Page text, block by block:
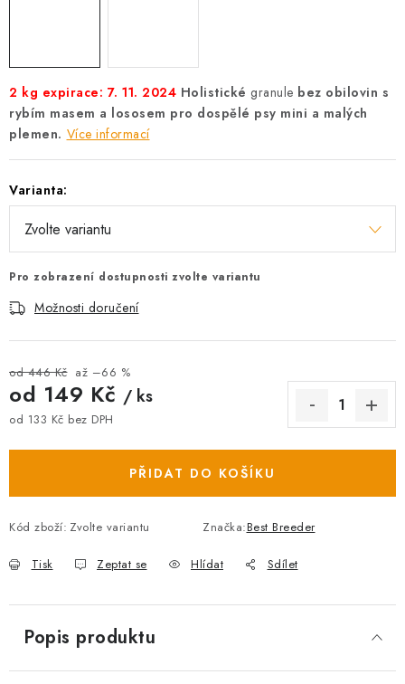
Kontakt Možnosti dopravy
Hodnocení obchodu
Obchodní podmínky
Zásady zpracování osobních údajů
Věrnostní slevy
2 kg expirace: 7. 11. 2024 Holistické granule bez obilovin s
rybím masem a lososem pro dospělé psy mini a malých
plemen. Více informací
Varianta:
Pro zobrazení dostupnosti zvolte variantu
Možnosti doručení
od 446 Kč až –66 %
od 149 Kč / ks
od 133 Kč bez DPH
PŘIDAT DO KOŠÍKU
Kód zboží: Zvolte variantu Značka:Best Breeder
Tisk Zeptat se Hlídat Sdílet
Popis produktu